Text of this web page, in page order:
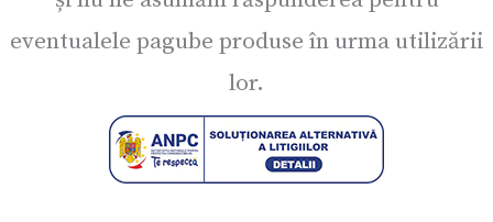
eventualele pagube produse în urma utilizării
lor.